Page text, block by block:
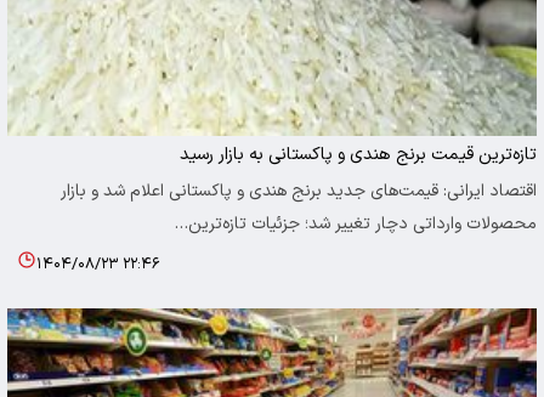
تازه‌ترین قیمت برنج هندی و پاکستانی به بازار رسید
اقتصاد ایرانی: قیمت‌های جدید برنج هندی و پاکستانی اعلام شد و بازار
محصولات وارداتی دچار تغییر شد؛ جزئیات تازه‌ترین…
۱۴۰۴/۰۸/۲۳ ۲۲:۴۶